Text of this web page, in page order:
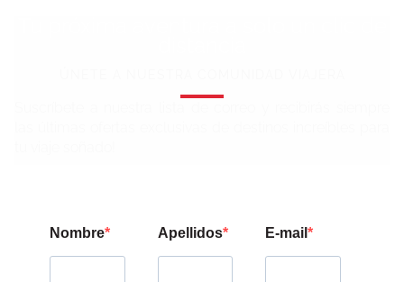
Nombre Apellidos E-mail